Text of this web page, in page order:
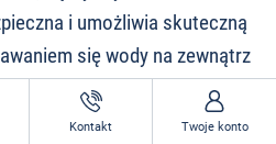
i umożliwia skuteczną
się wody na zewnątrz
wygodne w użytkowaniu
mechanizmów. Zachęcamy
Kontakt Twoje konto